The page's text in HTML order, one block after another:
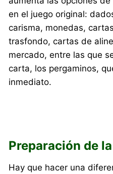
en el juego original:
carisma, monedas,
trasfondo, cartas de
mercado, entre las que
carta, los pergaminos,
inmediato.
Preparación de
Hay que hacer una